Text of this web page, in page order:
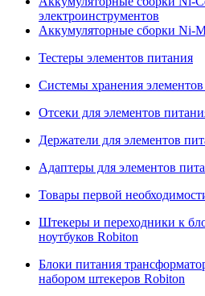
электроинструментов
Аккумуляторные сборки Ni-
Тестеры элементов питания
Системы хранения
Отсеки для элементов
Держатели для элементов
Адаптеры для элементов
Товары первой
Штекеры и переходники к
ноутбуков Robiton
Блоки питания
набором штекеров Robiton